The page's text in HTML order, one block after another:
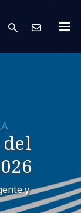
search
del
y